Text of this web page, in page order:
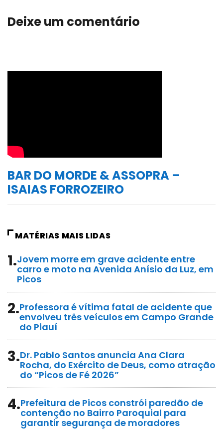
Deixe um comentário
BAR DO MORDE & ASSOPRA –
ISAIAS FORROZEIRO
MATÉRIAS MAIS LIDAS
1.Jovem morre em grave acidente entre
carro e moto na Avenida Anísio da Luz, em
Picos
2.Professora é vítima fatal de acidente que
envolveu três veículos em Campo Grande
do Piauí
3.Dr. Pablo Santos anuncia Ana Clara
Rocha, do Exército de Deus, como atração
do “Picos de Fé 2026”
4.Prefeitura de Picos constrói paredão de
contenção no Bairro Paroquial para
garantir segurança de moradores